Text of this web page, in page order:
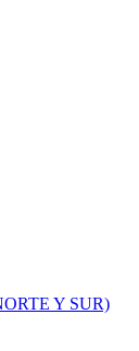
Y SUR)